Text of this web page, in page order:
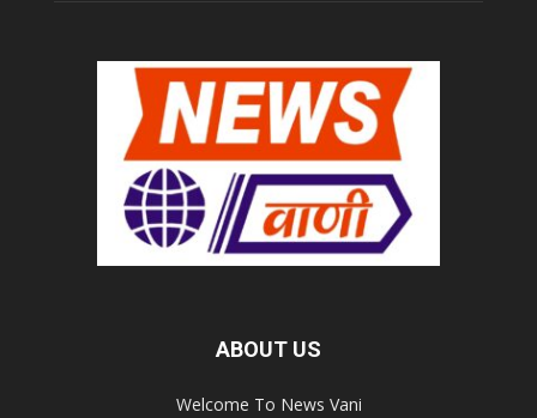
ABOUT US
Welcome To News Vani